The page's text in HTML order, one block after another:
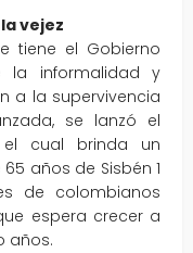
vejez
tiene el Gobierno
la informalidad y
a la supervivencia
se lanzó el
el cual brinda un
años de Sisbén 1
de colombianos
espera crecer a
años.